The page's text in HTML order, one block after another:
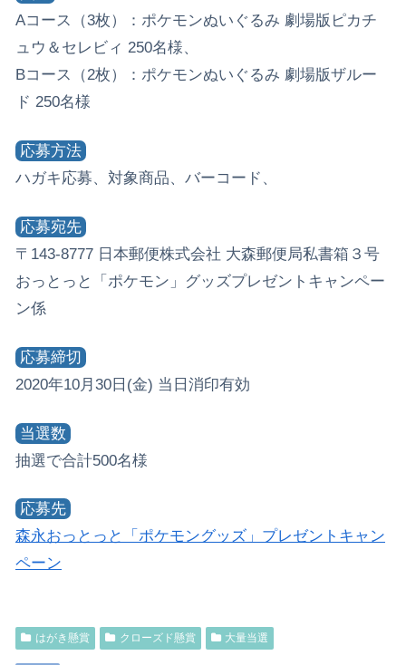
Aコース（3枚）：ポケモンぬいぐるみ 劇場版ピカチ
ュウ＆セレビィ 250名様、
Bコース（2枚）：ポケモンぬいぐるみ 劇場版ザルー
ド 250名様
応募方法
ハガキ応募、対象商品、バーコード、
応募宛先
〒143-8777 日本郵便株式会社 大森郵便局私書箱３号
おっとっと「ポケモン」グッズプレゼントキャンペー
ン係
応募締切
2020年10月30日(金) 当日消印有効
当選数
抽選で合計500名様
応募先
森永おっとっと「ポケモングッズ」プレゼントキャン
ペーン
はがき懸賞 クローズド懸賞 大量当選